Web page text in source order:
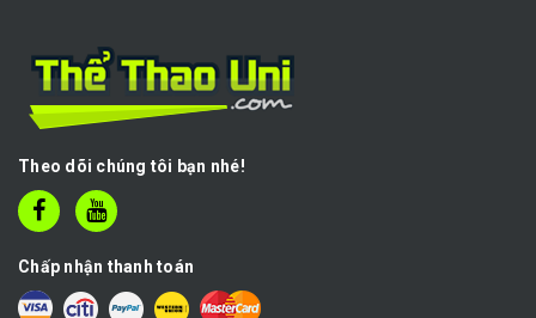
Theo dõi chúng tôi bạn nhé!
Chấp nhận thanh toán